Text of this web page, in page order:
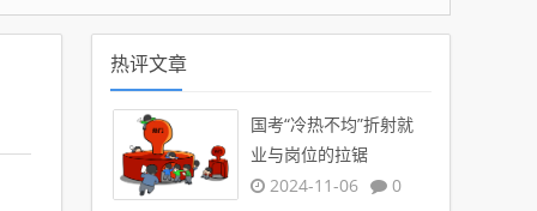
热评文章
国考“冷热不均”折射就
业与岗位的拉锯
2024-11-06
0